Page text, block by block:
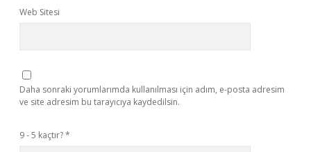
Web Sitesi
Daha sonraki yorumlarımda kullanılması için adım, e-posta adresim
ve site adresim bu tarayıcıya kaydedilsin.
9 - 5 kaçtır?*